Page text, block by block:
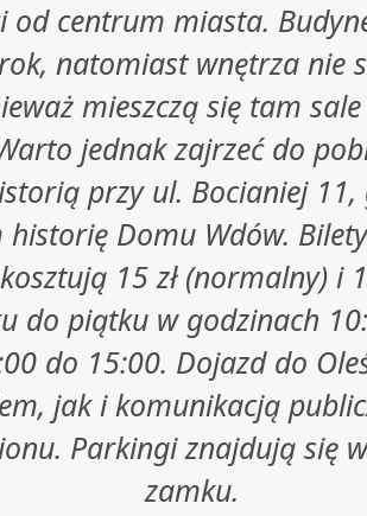
od centrum miasta.
natomiast wnętrza nie
mieszczą się tam
jednak zajrzeć do
przy ul. Bocianiej
Domu Wdów.
15 zł (normalny) i
do piątku w godzinach
do 15:00. Dojazd do
jak i komunikacją
Parkingi znajdują się
zamku.